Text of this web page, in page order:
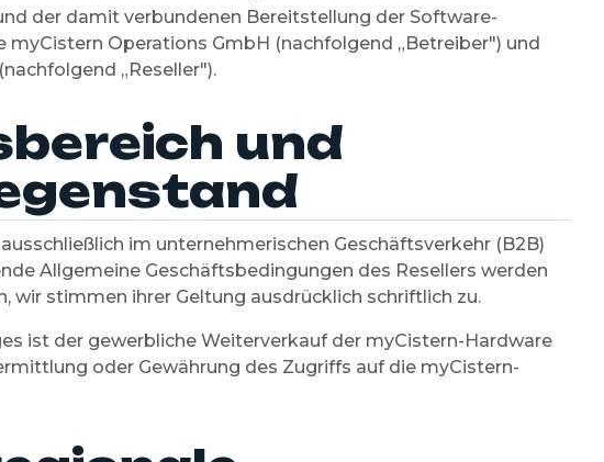
der damit verbundenen Bereitstellung der Software-
Operations GmbH (nachfolgend „Betreiber") und
„Reseller").
und
im unternehmerischen Geschäftsverkehr (B2B)
Allgemeine Geschäftsbedingungen des Resellers werden
wir stimmen ihrer Geltung ausdrücklich schriftlich zu.
ist der gewerbliche Weiterverkauf der myCistern-Hardware
oder Gewährung des Zugriffs auf die myCistern-